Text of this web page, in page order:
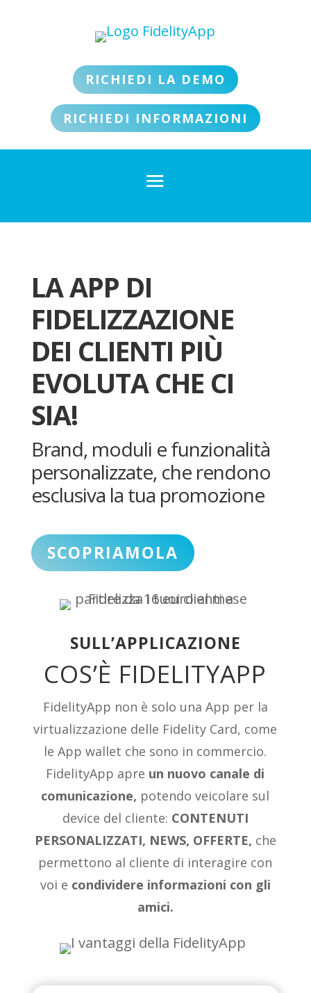
RICHIEDI LA DEMO
RICHIEDI INFORMAZIONI
LA APP DI
FIDELIZZAZIONE
DEI CLIENTI PIÙ
EVOLUTA CHE CI
SIA!
Brand, moduli e funzionalità
personalizzate, che rendono
esclusiva la tua promozione
SCOPRIAMOLA
SULL’APPLICAZIONE
COS’È FIDELITYAPP
FidelityApp non è solo una App per la
virtualizzazione delle Fidelity Card, come
le App wallet che sono in commercio.
FidelityApp apre un nuovo canale di
comunicazione, potendo veicolare sul
device del cliente: CONTENUTI
PERSONALIZZATI, NEWS, OFFERTE, che
permettono al cliente di interagire con
voi e condividere informazioni con gli
amici.